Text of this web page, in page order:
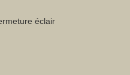
éclair